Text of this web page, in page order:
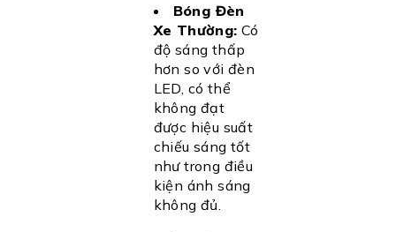
Bóng Đèn
Xe Thường: Có
độ sáng thấp
hơn so với đèn
LED, có thể
không đạt
được hiệu suất
chiếu sáng tốt
như trong điều
kiện ánh sáng
không đủ.